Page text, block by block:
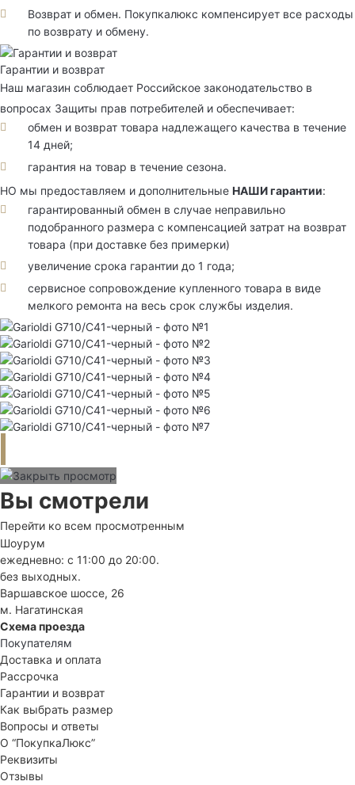
Возврат и обмен. Покупкалюкс компенсирует все расходы
по возврату и обмену.
Гарантии и возврат
Наш магазин соблюдает Российское законодательство в
вопросах Защиты прав потребителей и обеспечивает:
обмен и возврат товара надлежащего качества в течение
14 дней;
гарантия на товар в течение сезона.
НО мы предоставляем и дополнительные НАШИ гарантии:
гарантированный обмен в случае неправильно
подобранного размера с компенсацией затрат на возврат
товара (при доставке без примерки)
увеличение срока гарантии до 1 года;
сервисное сопровождение купленного товара в виде
мелкого ремонта на весь срок службы изделия.
Вы смотрели
Перейти ко всем просмотренным
Шоурум
ежедневно: с 11:00 до 20:00.
без выходных.
Варшавское шоссе, 26
м. Нагатинская
Схема проезда
Покупателям
Доставка и оплата
Рассрочка
Гарантии и возврат
Как выбрать размер
Вопросы и ответы
О “ПокупкаЛюкс”
Реквизиты
Отзывы